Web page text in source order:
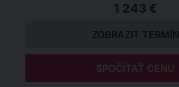
1 243 €
ZOBRAZIT TERMÍN
SPOČÍTAŤ CENU